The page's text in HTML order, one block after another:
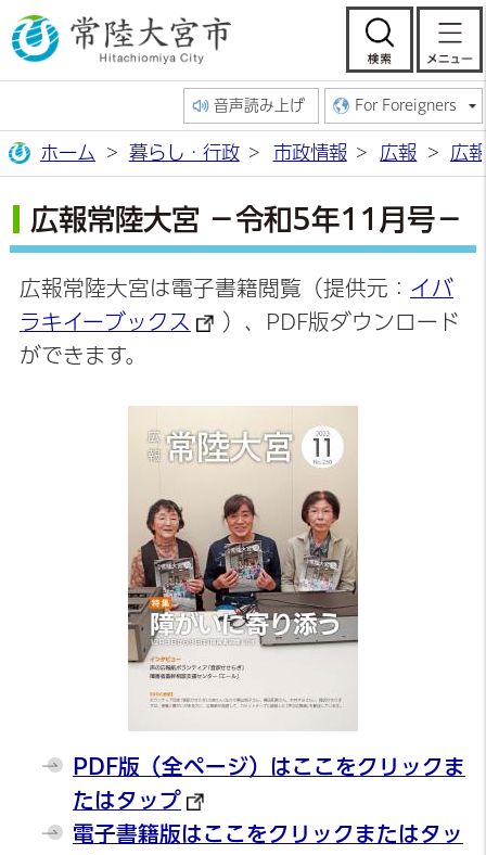
常陸大宮市公
検
音声読み上げ For Foreigners
ホーム 暮らし・行政 市政情報 広報 広
広報常陸大宮 －令和5年11月号－
広報常陸大宮は電子書籍閲覧（提供元： イバ
ラキイーブックス
）、PDF版ダウンロード
ができます。
PDF版（全ページ）はここをクリックま
たはタップ
電子書籍版はここをクリックまたはタッ